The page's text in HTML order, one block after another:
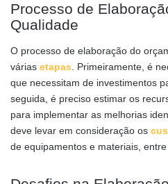
Processo de
Qualidade
O processo de elaboração do
várias etapas. Primeiramente, é
que necessitam de investimentos
seguida, é preciso estimar os
para implementar as melhorias
deve levar em consideração os
de equipamentos e materiais,